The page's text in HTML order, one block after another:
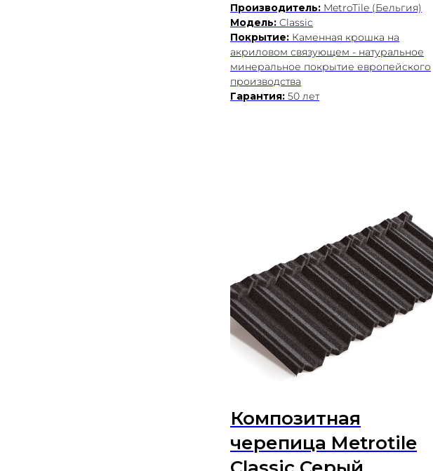
Производитель:MetroTile (Бельгия)
Модель:Classic
Покрытие:Каменная крошка на
акриловом связующем - натуральное
минеральное покрытие европейского
производства
Гарантия:50 лет
Композитная
черепица Metrotile